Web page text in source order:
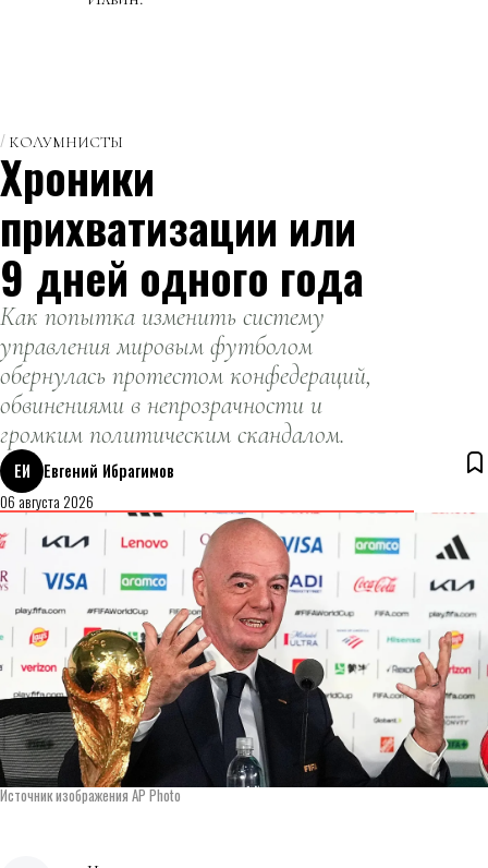
КОЛУМНИСТЫ
Хроники
прихватизации или
9 дней одного года
Как попытка изменить систему
управления мировым футболом
обернулась протестом конфедераций,
обвинениями в непрозрачности и
громким политическим скандалом.
ЕИ
Евгений Ибрагимов
06 августа 2026
Источник изображения AP Photo